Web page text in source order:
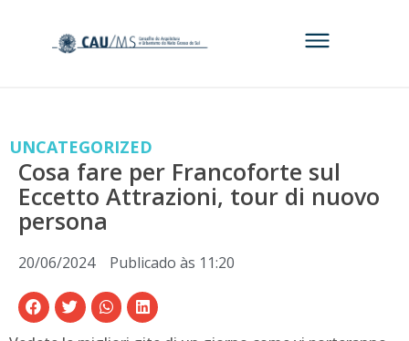
UNCATEGORIZED
Cosa fare per Francoforte sul
Eccetto Attrazioni, tour di nuovo
persona
20/06/2024 Publicado às 11:20